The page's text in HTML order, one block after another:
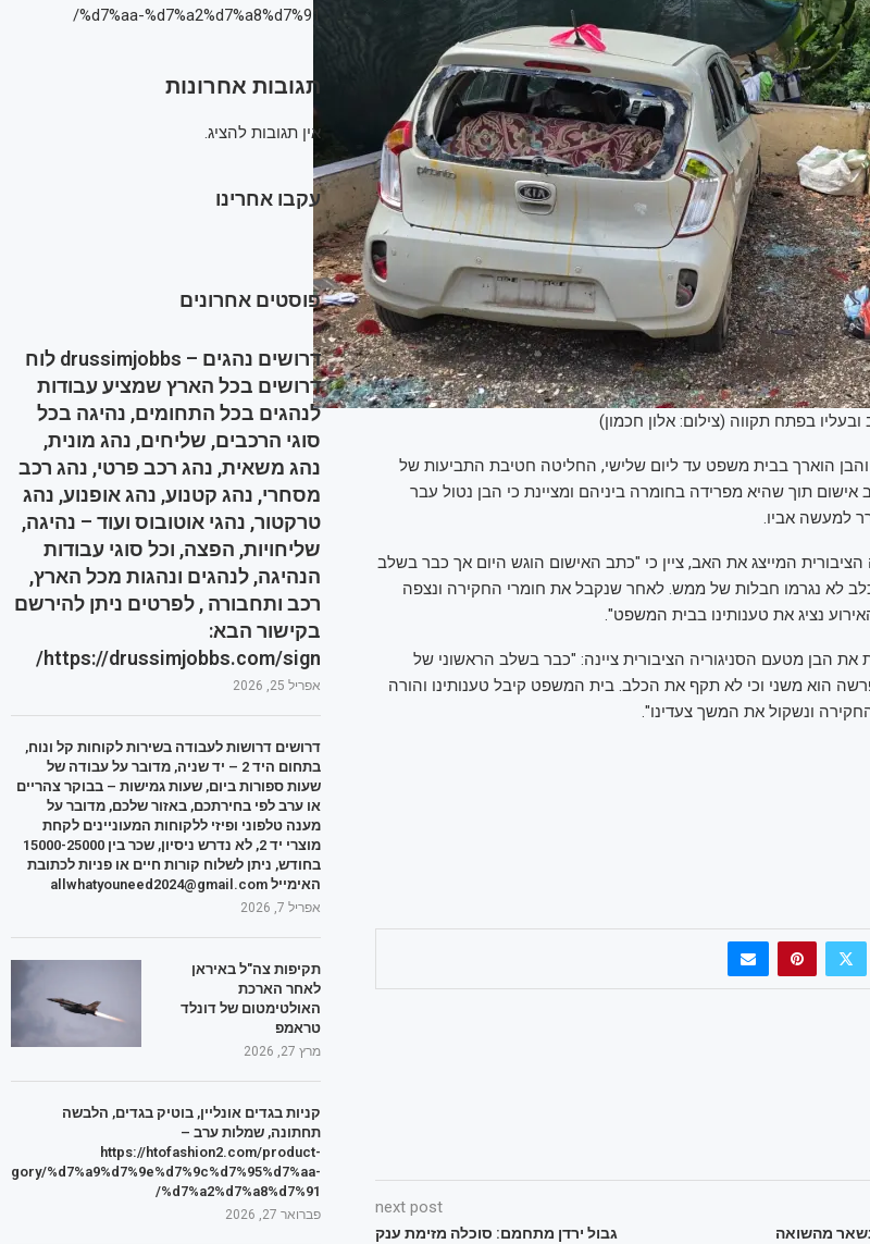
בפתח תקווה (צילום: אלון חכמון)
הוארך בבית משפט עד ליום שלישי, החליטה חטיבת התביעות של
תוך שהיא מפרידה בחומרה ביניהם ומציינת כי הבן נטול עבר
למעשה אביו.
הציבורית המייצג את האב, ציין כי "כתב האישום הוגש היום אך כבר בשלב
לא נגרמו חבלות של ממש. לאחר שנקבל את חומרי החקירה ונצפה
נציג את טענותינו בבית המשפט".
את הבן מטעם הסניגוריה הציבורית ציינה: "כבר בשלב הראשוני של
הוא משני וכי לא תקף את הכלב. בית המשפט קיבל טענותינו והורה
ונשקול את המשך צעדינו".
מהשואה
next post
גבול ירדן מתחמם: סוכלה מזימת ענק
%d7%aa-%d7%a2%d7%a8%d7%91/
תגובות אחרונות
אין תגובות להציג.
עקבו אחרינו
פוסטים אחרונים
דרושים נהגים – drussimjobbs לוח
דרושים בכל הארץ שמציע עבודות
לנהגים בכל התחומים, נהיגה בכל
סוגי הרכבים, שליחים, נהג מונית,
נהג משאית, נהג רכב פרטי, נהג רכב
מסחרי, נהג קטנוע, נהג אופנוע, נהג
טרקטור, נהגי אוטובוס ועוד – נהיגה,
שליחויות, הפצה, וכל סוגי עבודות
הנהיגה, לנהגים ונהגות מכל הארץ,
רכב ותחבורה , לפרטים ניתן להירשם
בקישור הבא:
https://drussimjobbs.com/sign/
אפריל 25, 2026
דרושים דרושות לעבודה בשירות לקוחות קל ונוח,
בתחום היד 2 – יד שניה, מדובר על עבודה של
שעות ספורות ביום, שעות גמישות – בבוקר צהריים
או ערב לפי בחירתכם, באזור שלכם, מדובר על
מענה טלפוני ופיזי ללקוחות המעוניינים לקחת
מוצרי יד 2, לא נדרש ניסיון, שכר בין 15000-25000
בחודש, ניתן לשלוח קורות חיים או פניות לכתובת
האימייל allwhatyouneed2024@gmail.com
אפריל 7, 2026
תקיפות צה"ל באיראן
לאחר הארכת
האולטימטום של דונלד
טראמפ
מרץ 27, 2026
קניות בגדים אונליין, בוטיק בגדים, הלבשה
תחתונה, שמלות ערב –
https://htofashion2.com/product-
%d7%a9%d7%9e%d7%9c%d7%95%d7%aa-
%d7%a2%d7%a8%d7%91/
פברואר 27, 2026